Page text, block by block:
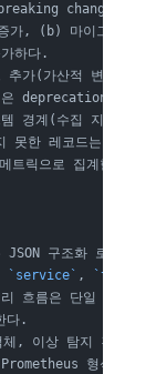
change): 하
, (b) 마이그레이션
하다.
가(가산적 변경)를
deprecation 기간
경계(수집 지점)에서
못한 레코드는 조용히
릭으로 집계한다.
구조화 로그이며
`service` ,
흐름은 단일
다.
, 이상 탐지 건수, 알
형식).